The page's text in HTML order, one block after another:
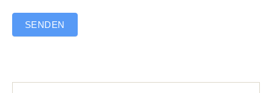
SENDEN